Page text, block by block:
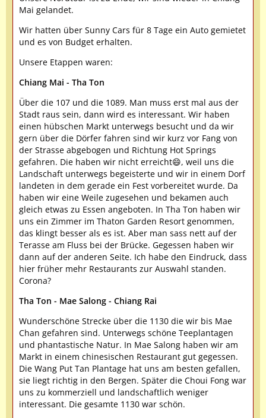
Mai gelandet.
Wir hatten über Sunny Cars für 8 Tage ein Auto gemietet
und es von Budget erhalten.
Unsere Etappen waren:
Chiang Mai - Tha Ton
Über die 107 und die 1089. Man muss erst mal aus der
Stadt raus sein, dann wird es interessant. Wir haben
einen hübschen Markt unterwegs besucht und da wir
gern über die Dörfer fahren sind wir kurz vor Fang von
der Strasse abgebogen und Richtung Hot Springs
gefahren. Die haben wir nicht erreicht😄, weil uns die
Landschaft unterwegs begeisterte und wir in einem Dorf
landeten in dem gerade ein Fest vorbereitet wurde. Da
haben wir eine Weile zugesehen und bekamen auch
gleich etwas zu Essen angeboten. In Tha Ton haben wir
uns ein Zimmer im Thaton Garden Resort genommen,
das klingt besser als es ist. Aber man sass nett auf der
Terasse am Fluss bei der Brücke. Gegessen haben wir
dann auf der anderen Seite. Ich habe den Eindruck, dass
hier früher mehr Restaurants zur Auswahl standen.
Corona?
Tha Ton - Mae Salong - Chiang Rai
Wunderschöne Strecke über die 1130 die wir bis Mae
Chan gefahren sind. Unterwegs schöne Teeplantagen
und phantastische Natur. In Mae Salong haben wir am
Markt in einem chinesischen Restaurant gut gegessen.
Die Wang Put Tan Plantage hat uns am besten gefallen,
sie liegt richtig in den Bergen. Später die Choui Fong war
uns zu kommerziell und landschaftlich weniger
interessant. Die gesamte 1130 war schön.